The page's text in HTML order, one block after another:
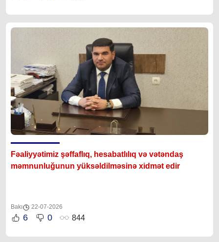
Fəaliyyətimiz şəffaflıq, hesabatlılıq və vətəndaş
məmnunluğunun yüksəldilməsinə xidmət edir
Bakı 22-07-2026
6 0 844